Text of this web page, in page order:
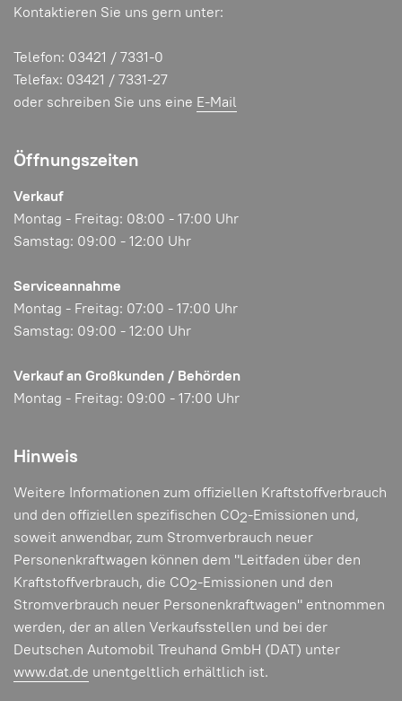
Kontaktieren Sie uns gern unter:
Telefon: 03421 / 7331-0
Telefax: 03421 / 7331-27
oder schreiben Sie uns eine E-Mail
Öffnungszeiten
Verkauf
Montag - Freitag: 08:00 - 17:00 Uhr
Samstag: 09:00 - 12:00 Uhr
Serviceannahme
Montag - Freitag: 07:00 - 17:00 Uhr
Samstag: 09:00 - 12:00 Uhr
Verkauf an Großkunden / Behörden
Montag - Freitag: 09:00 - 17:00 Uhr
Hinweis
Weitere Informationen zum offiziellen Kraftstoffverbrauch
und den offiziellen spezifischen CO2-Emissionen und,
soweit anwendbar, zum Stromverbrauch neuer
Personenkraftwagen können dem "Leitfaden über den
Kraftstoffverbrauch, die CO2-Emissionen und den
Stromverbrauch neuer Personenkraftwagen" entnommen
werden, der an allen Verkaufsstellen und bei der
Deutschen Automobil Treuhand GmbH (DAT) unter
www.dat.de unentgeltlich erhältlich ist.